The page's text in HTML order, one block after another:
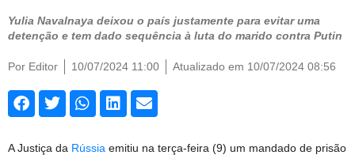
Yulia Navalnaya deixou o país justamente para evitar uma
detenção e tem dado sequência à luta do marido contra Putin
Por Editor 10/07/2024 11:00 Atualizado em 10/07/2024 08:56
A Justiça da Rússia emitiu na terça-feira (9) um mandado de prisão